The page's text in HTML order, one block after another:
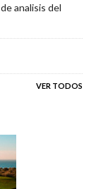
analisis del
VER TODOS